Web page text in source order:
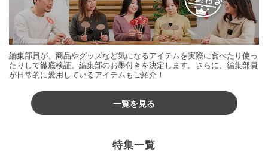
編集部員が、商品やグッズなど気になるアイテムを実際に食べたり使っ
たりして徹底検証。編集部のお墨付きを決定します。さらに、編集部員
が日常的に愛用しているアイテムもご紹介！
一覧を見る
特集一覧